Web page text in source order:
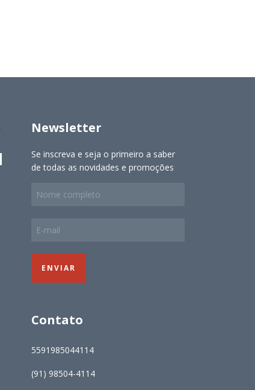
Newsletter
Se inscreva e seja o primeiro a saber
de todas as novidades e promoções
Contato
5591985044114
(91) 98504-4114